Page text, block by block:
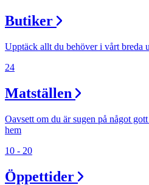
Presentkort
Parkering
Butiker
Upptäck allt du behöver i vårt breda
24
Matställen
Oavsett om du är sugen på något
hem
10 - 20
Öppettider